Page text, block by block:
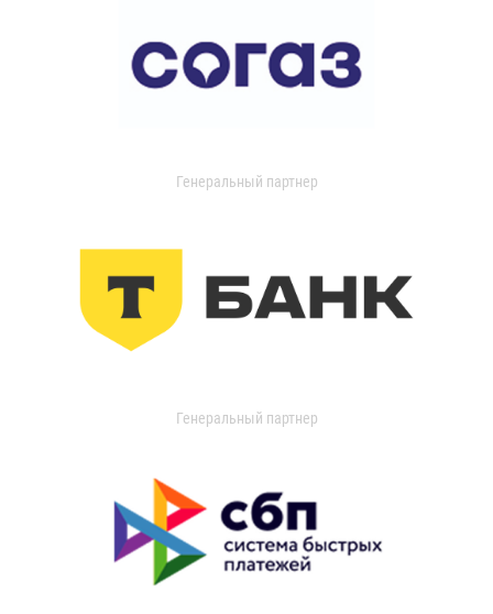
Генеральный партнер
Генеральный партнер